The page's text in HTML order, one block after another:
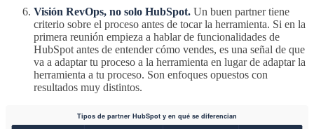
Visión RevOps, no solo HubSpot. Un buen partner tiene
criterio sobre el proceso antes de tocar la herramienta. Si en la
primera reunión empieza a hablar de funcionalidades de
HubSpot antes de entender cómo vendes, es una señal de que
va a adaptar tu proceso a la herramienta en lugar de adaptar la
herramienta a tu proceso. Son enfoques opuestos con
resultados muy distintos.